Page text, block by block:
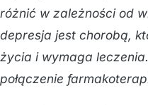
różnić w zależności od
depresja jest chorobą,
życia i wymaga
połączenie